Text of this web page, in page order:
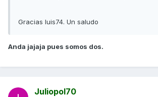
Gracias luis74. Un saludo
Anda jajaja pues somos dos.
Juliopol70